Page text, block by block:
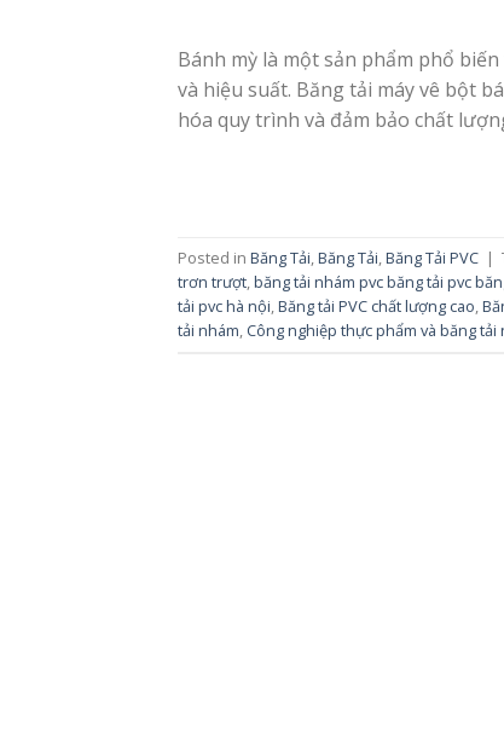
Bánh mỳ là một sản phẩm phổ
và hiệu suất. Băng tải máy vê bột
hóa quy trình và đảm bảo chất
Posted in Băng Tải,Băng Tải,Băng Tải PVC |
trơn trượt,băng tải nhám pvc băng tải pvc
tải pvc hà nội,Băng tải PVC chất lượng cao,
tải nhám, Công nghiệp thực phẩm và băng tải